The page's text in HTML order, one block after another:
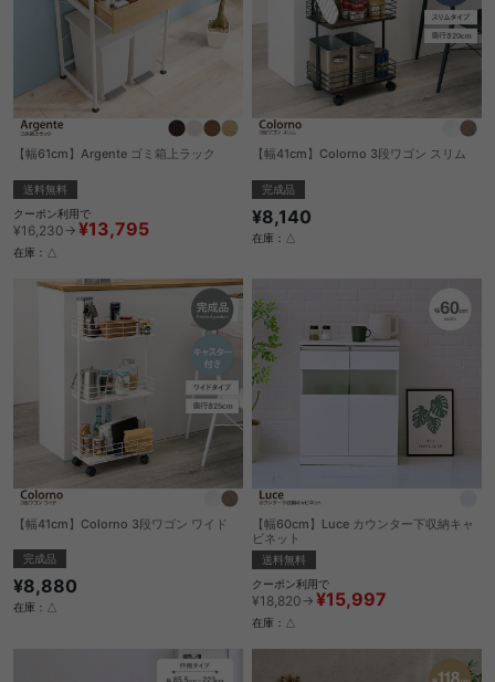
【幅61cm】Argente ゴミ箱上ラック
送料無料
クーポン利用で
¥16,230→ ¥13,795
在庫：△
【幅41cm】Colorno 3段ワゴン スリム
完成品
¥8,140
在庫：△
【幅41cm】Colorno 3段ワゴン ワイド
完成品
¥8,880
在庫：△
【幅60cm】Luce カウンター下収納キャ
ビネット
送料無料
クーポン利用で
¥18,820→ ¥15,997
在庫：△